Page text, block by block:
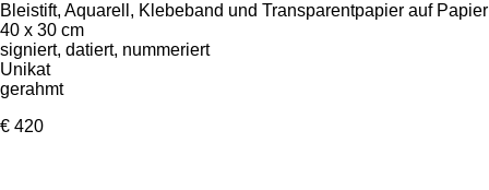
Bleistift, Aquarell, Klebeband und Transparentpapier auf Papier
40 x 30 cm
signiert, datiert, nummeriert
Unikat
gerahmt
€ 420